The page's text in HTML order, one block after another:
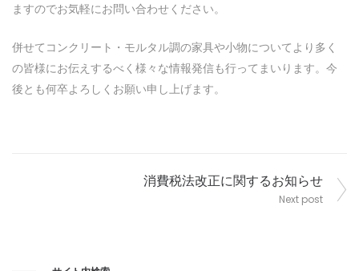
ますのでお気軽にお問い合わせください。
併せてコンクリート・モルタル調の家具や小物についてより多く
の皆様にお伝えするべく様々な情報発信も行ってまいります。今
後とも何卒よろしくお願い申し上げます。
消費税法改正に関するお知らせ
Next post